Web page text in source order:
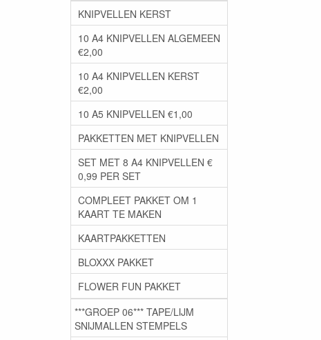
KNIPVELLEN KERST
10 A4 KNIPVELLEN ALGEMEEN
€2,00
10 A4 KNIPVELLEN KERST
€2,00
10 A5 KNIPVELLEN €1,00
PAKKETTEN MET KNIPVELLEN
SET MET 8 A4 KNIPVELLEN €
0,99 PER SET
COMPLEET PAKKET OM 1
KAART TE MAKEN
KAARTPAKKETTEN
BLOXXX PAKKET
FLOWER FUN PAKKET
***GROEP 06*** TAPE/LIJM
SNIJMALLEN STEMPELS